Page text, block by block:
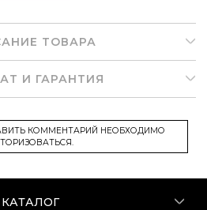
ТОВАРА
И ГАРАНТИЯ
КОММЕНТАРИЙ НЕОБХОДИМО
КАТАЛОГ